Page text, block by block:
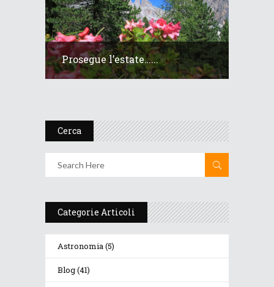
Prosegue l’estate…...
Cerca
Categorie Articoli
Astronomia(5)
Blog(41)